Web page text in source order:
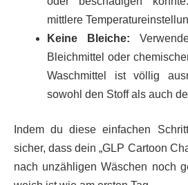
mittlere
Keine Bleiche:
Bleichmittel oder
Waschmittel ist völlig
sowohl den Stoff als auch
Indem du diese einfachen
sicher, dass dein „GLP Cartoon
nach unzähligen Wäschen noch